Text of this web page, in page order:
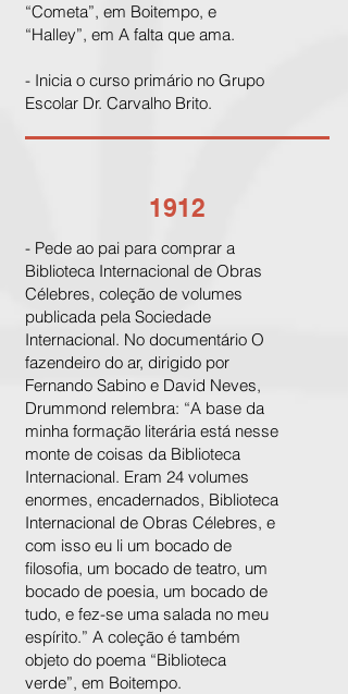
“Cometa”, em Boitempo, e
“Halley”, em A falta que ama.
- Inicia o curso primário no Grupo
Escolar Dr. Carvalho Brito.
1912
- Pede ao pai para comprar a
Biblioteca Internacional de Obras
Célebres, coleção de volumes
publicada pela Sociedade
Internacional. No documentário O
fazendeiro do ar, dirigido por
Fernando Sabino e David Neves,
Drummond relembra: “A base da
minha formação literária está nesse
monte de coisas da Biblioteca
Internacional. Eram 24 volumes
enormes, encadernados, Biblioteca
Internacional de Obras Célebres, e
com isso eu li um bocado de
filosofia, um bocado de teatro, um
bocado de poesia, um bocado de
tudo, e fez-se uma salada no meu
espírito.” A coleção é também
objeto do poema “Biblioteca
verde”, em Boitempo.